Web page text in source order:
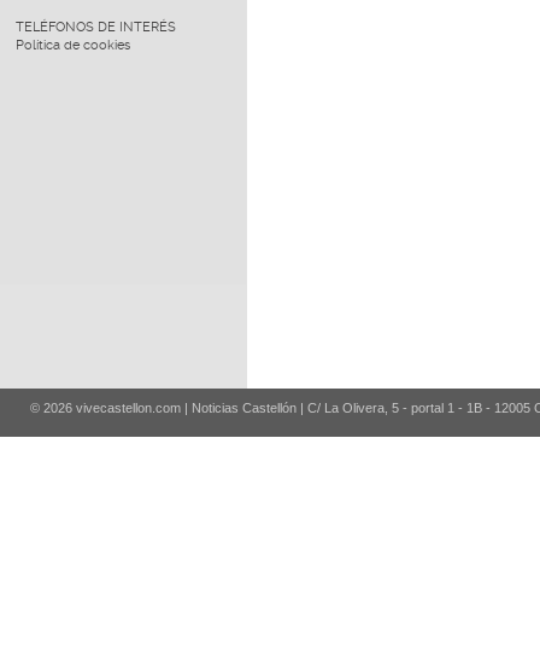
TELÉFONOS DE INTERÉS
Política de cookies
© 2026 vivecastellon.com | Noticias Castellón | C/ La Olivera, 5 - portal 1 - 1B - 12005